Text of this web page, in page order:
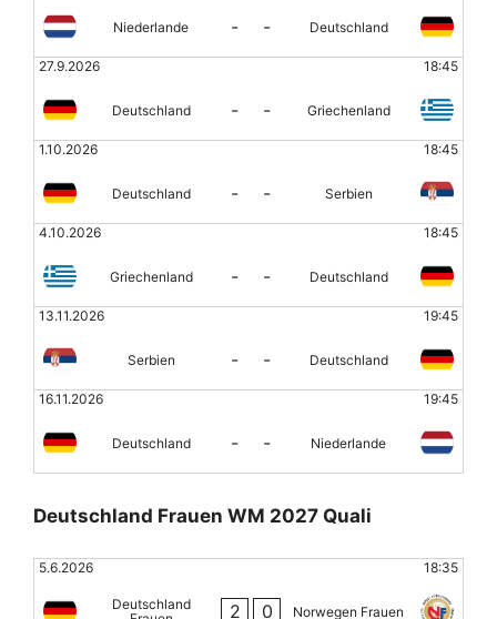
Niederlande - - Deutschland
27.9.2026 18:45
Deutschland - - Griechenland
1.10.2026 18:45
Deutschland - - Serbien
4.10.2026 18:45
Griechenland - - Deutschland
13.11.2026 19:45
Serbien - - Deutschland
16.11.2026 19:45
Deutschland - - Niederlande
Deutschland Frauen WM 2027 Quali
5.6.2026 18:35
Deutschland
2 0 Norwegen Frauen